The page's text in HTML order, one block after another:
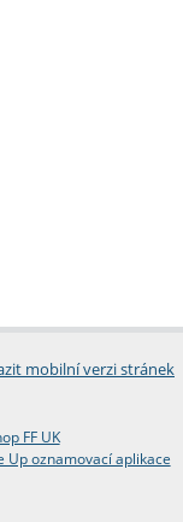
mobilní verzi stránek
FF UK
Up oznamovací aplikace